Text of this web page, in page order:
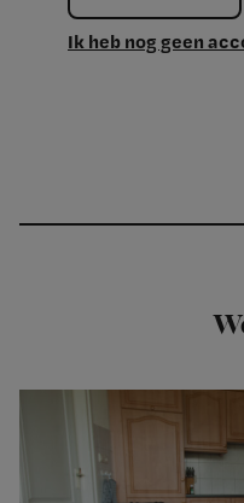
Ik heb nog geen